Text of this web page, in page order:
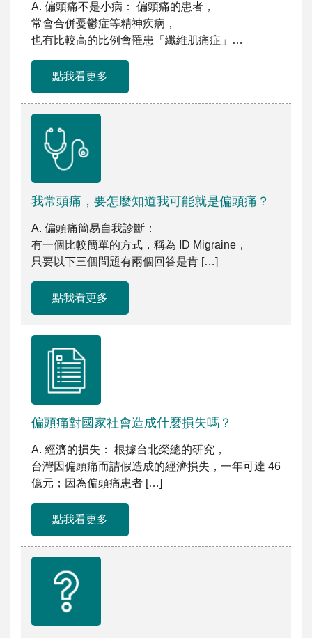
A. 偏頭痛不是小病： 偏頭痛的患者，
常會合併憂鬱症等精神疾病，
也有比較高的比例會罹患「纖維肌痛症」
點我看更多
我常頭痛，要怎麼知道我可能就是偏頭痛？
A. 偏頭痛簡易自我診斷：
有一個比較簡單的方式，稱為 ID Migraine，
只要以下三個問題有兩個回答是肯 […]
點我看更多
偏頭痛對國家社會造成什麼損失嗎？
A. 經濟的損失： 根據台北榮總的研究，
台灣因偏頭痛而請假造成的經濟損失，一年可達 46
億元；因為偏頭痛患者 […]
點我看更多